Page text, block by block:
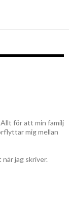
för att min familj
mig mellan
jag skriver.